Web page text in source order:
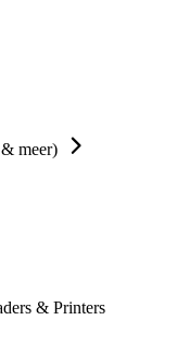
meer)
& Printers